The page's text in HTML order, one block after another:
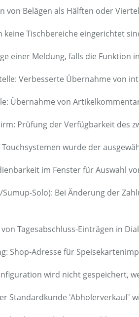
von Belägen als Hälften oder Viertel
keine Tischbereiche eingerichtet
einer Meldung, falls die Funktion
Verbesserte Übernahme von
Übernahme von
Prüfung der Verfügbarkeit des
wurde der
im Fenster für Auswahl
Sumup-Solo): Bei Änderung der
Tagesabschluss-Einträgen in
Shop-Adresse für
wird nicht gespeichert,
Standardkunde 'Abholerverkauf'